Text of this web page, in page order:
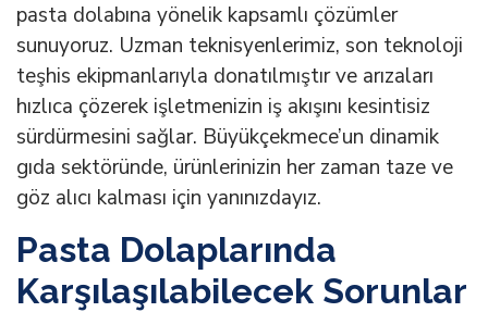
pasta dolabına yönelik kapsamlı çözümler
sunuyoruz. Uzman teknisyenlerimiz, son teknoloji
teşhis ekipmanlarıyla donatılmıştır ve arızaları
hızlıca çözerek işletmenizin iş akışını kesintisiz
sürdürmesini sağlar. Büyükçekmece’un dinamik
gıda sektöründe, ürünlerinizin her zaman taze ve
göz alıcı kalması için yanınızdayız.
Pasta Dolaplarında
Karşılaşılabilecek Sorunlar